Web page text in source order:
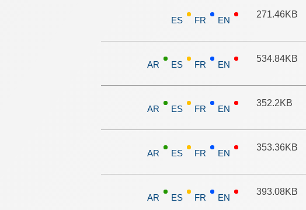
271.46KB
EN
FR
ES
534.84KB
EN
FR
ES
AR
352.2KB
EN
FR
ES
AR
353.36KB
EN
FR
ES
AR
393.08KB
EN
FR
ES
AR